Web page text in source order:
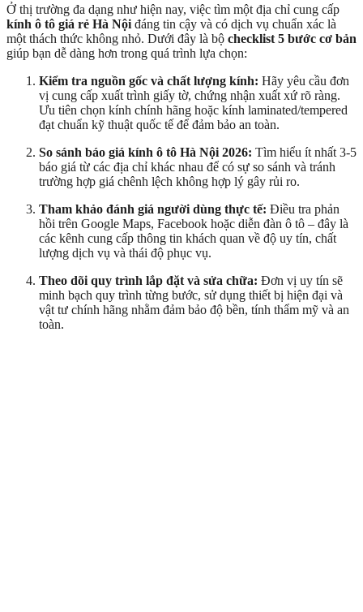
Ở thị trường đa dạng như hiện nay, việc tìm một địa chỉ cung cấp
kính ô tô giá rẻ Hà Nội đáng tin cậy và có dịch vụ chuẩn xác là
một thách thức không nhỏ. Dưới đây là bộ checklist 5 bước cơ bản
giúp bạn dễ dàng hơn trong quá trình lựa chọn:
Kiểm tra nguồn gốc và chất lượng kính: Hãy yêu cầu đơn
vị cung cấp xuất trình giấy tờ, chứng nhận xuất xứ rõ ràng.
Ưu tiên chọn kính chính hãng hoặc kính laminated/tempered
đạt chuẩn kỹ thuật quốc tế để đảm bảo an toàn.
So sánh báo giá kính ô tô Hà Nội 2026: Tìm hiểu ít nhất 3-5
báo giá từ các địa chỉ khác nhau để có sự so sánh và tránh
trường hợp giá chênh lệch không hợp lý gây rủi ro.
Tham khảo đánh giá người dùng thực tế: Điều tra phản
hồi trên Google Maps, Facebook hoặc diễn đàn ô tô – đây là
các kênh cung cấp thông tin khách quan về độ uy tín, chất
lượng dịch vụ và thái độ phục vụ.
Theo dõi quy trình lắp đặt và sửa chữa: Đơn vị uy tín sẽ
minh bạch quy trình từng bước, sử dụng thiết bị hiện đại và
vật tư chính hãng nhằm đảm bảo độ bền, tính thẩm mỹ và an
toàn.